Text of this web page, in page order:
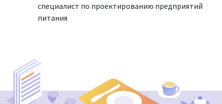
специалист по проектированию предприятий
питания